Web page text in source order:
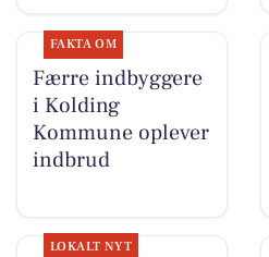
FAKTA OM
Færre indbyggere
i Kolding
Kommune oplever
indbrud
LOKALT NYT